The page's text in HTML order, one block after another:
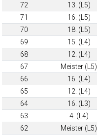
72
13. (L5)
71
16. (L5)
70
18. (L5)
69
15. (L4)
68
12. (L4)
67
Meister (L5)
66
16. (L4)
65
12. (L4)
64
16. (L3)
63
4. (L4)
62
Meister (L5)